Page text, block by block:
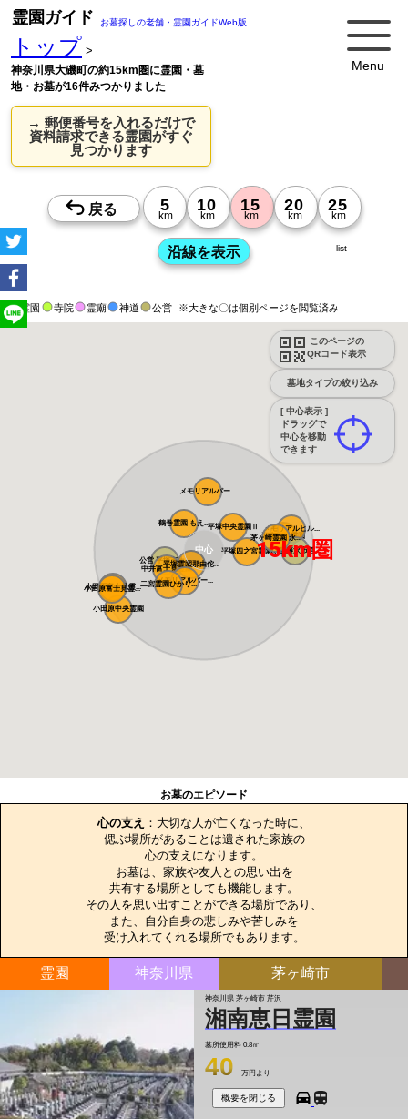
Menu
霊園ガイド お墓探しの老舗・霊園ガイドWeb版
トップ >
神奈川県大磯町の約15km圏に霊園・墓
地・お墓が16件みつかりました
→ 郵便番号を入れるだけで
資料請求できる霊園がすぐ
見つかります
霊園 寺院 霊廟 神道 公営 ※大きな〇は個別ページを閲覧済み
このページの
QRコード表示
墓地タイプの絞り込み
[ 中心表示 ]
ドラッグで
中心を移動
できます
list
湘南恵日霊園
鶴巻霊園 もえ...
メモリアルパー...
平塚四之宮霊園
小田原中央霊園
メモリアルヒル...
公営 平塚市土...
小田原富士見霊...
公営 藤沢市営...
茅ヶ崎霊園 永...
平塚中央霊園Ⅱ
中井富士見霊園
平塚霊園那由佗...
小田原富士見霊...
メモリアルパー...
二宮霊園ひかり...
中心 15km圏
お墓のエピソード
心の支え ：大切な人が亡くなった時に、
偲ぶ場所があることは遺された家族の
心の支えになります。
お墓は、家族や友人との思い出を
共有する場所としても機能します。
その人を思い出すことができる場所であり、
また、自分自身の悲しみや苦しみを
受け入れてくれる場所でもあります。
霊園 神奈川県 茅ヶ崎市
神奈川県 茅ヶ崎市 芹沢
湘南恵日霊園
墓所使用料 0.8㎡
40 万円より
概要を閉じる